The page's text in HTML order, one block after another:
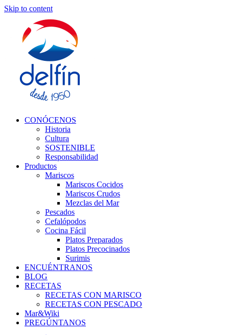
Skip to content
CONÓCENOS
Historia
Cultura
SOSTENIBLE
Responsabilidad
Productos
Mariscos
Mariscos Cocidos
Mariscos Crudos
Mezclas del Mar
Pescados
Cefalópodos
Cocina Fácil
Platos Preparados
Platos Precocinados
Surimis
ENCUÉNTRANOS
BLOG
RECETAS
RECETAS CON MARISCO
RECETAS CON PESCADO
Mar&Wiki
PREGÚNTANOS